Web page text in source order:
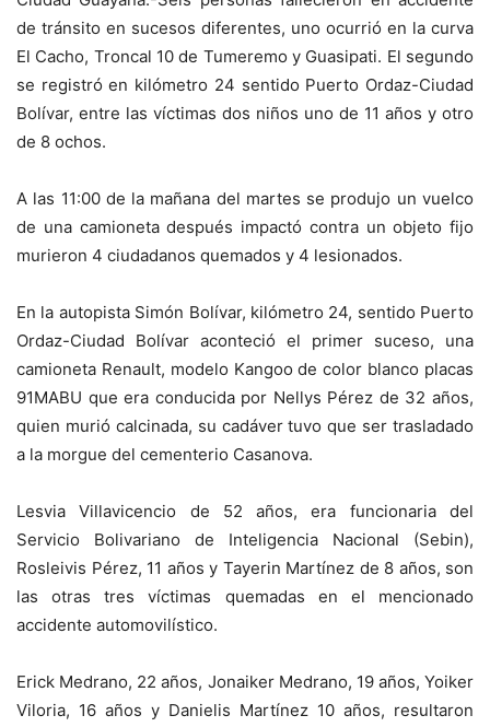
de tránsito en sucesos diferentes, uno ocurrió en la curva
El Cacho, Troncal 10 de Tumeremo y Guasipati. El segundo
se registró en kilómetro 24 sentido Puerto Ordaz-Ciudad
Bolívar, entre las víctimas dos niños uno de 11 años y otro
de 8 ochos.
A las 11:00 de la mañana del martes se produjo un vuelco
de una camioneta después impactó contra un objeto fijo
murieron 4 ciudadanos quemados y 4 lesionados.
En la autopista Simón Bolívar, kilómetro 24, sentido Puerto
Ordaz-Ciudad Bolívar aconteció el primer suceso, una
camioneta Renault, modelo Kangoo de color blanco placas
91MABU que era conducida por Nellys Pérez de 32 años,
quien murió calcinada, su cadáver tuvo que ser trasladado
a la morgue del cementerio Casanova.
Lesvia Villavicencio de 52 años, era funcionaria del
Servicio Bolivariano de Inteligencia Nacional (Sebin),
Rosleivis Pérez, 11 años y Tayerin Martínez de 8 años, son
las otras tres víctimas quemadas en el mencionado
accidente automovilístico.
Erick Medrano, 22 años, Jonaiker Medrano, 19 años, Yoiker
Viloria, 16 años y Danielis Martínez 10 años, resultaron